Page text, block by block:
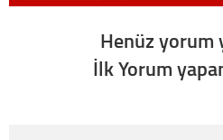
Henüz yorum
İlk Yorum